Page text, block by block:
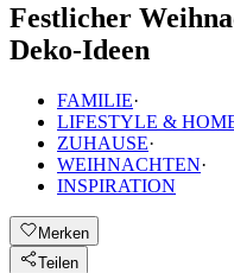
Festlicher
Deko-Ideen
FAMILIE·
LIFESTYLE &
ZUHAUSE·
WEIHNACHTEN·
INSPIRATION
Merken
Teilen